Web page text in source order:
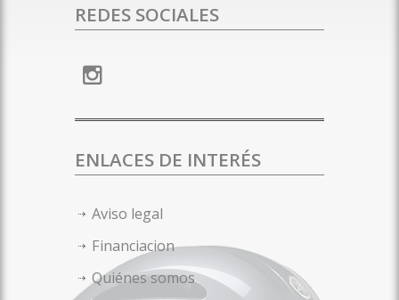
REDES SOCIALES
ENLACES DE INTERÉS
Aviso legal
Financiacion
Quiénes somos